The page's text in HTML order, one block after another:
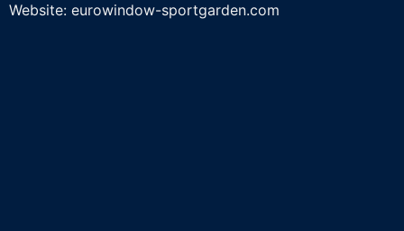
Website: eurowindow-sportgarden.com